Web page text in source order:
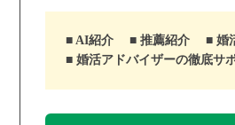
AI紹介 推薦紹介
婚
婚活アドバイザーの徹底サ